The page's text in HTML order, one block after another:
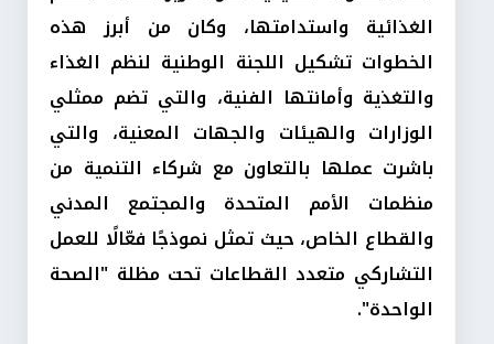
الغذائية واستدامتها، وكان من أبرز هذه
الخطوات تشكيل اللجنة الوطنية لنظم الغذاء
والتغذية وأمانتها الفنية، والتي تضم ممثلي
الوزارات والهيئات والجهات المعنية، والتي
باشرت عملها بالتعاون مع شركاء التنمية من
منظمات الأمم المتحدة والمجتمع المدني
والقطاع الخاص، حيث تمثل نموذجًا فعّالًا للعمل
التشاركي متعدد القطاعات تحت مظلة "الصحة
الواحدة".